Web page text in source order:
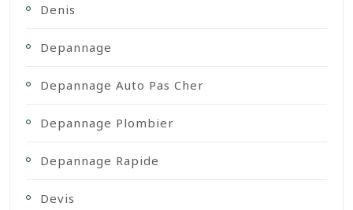
Denis
Depannage
Depannage Auto Pas Cher
Depannage Plombier
Depannage Rapide
Devis